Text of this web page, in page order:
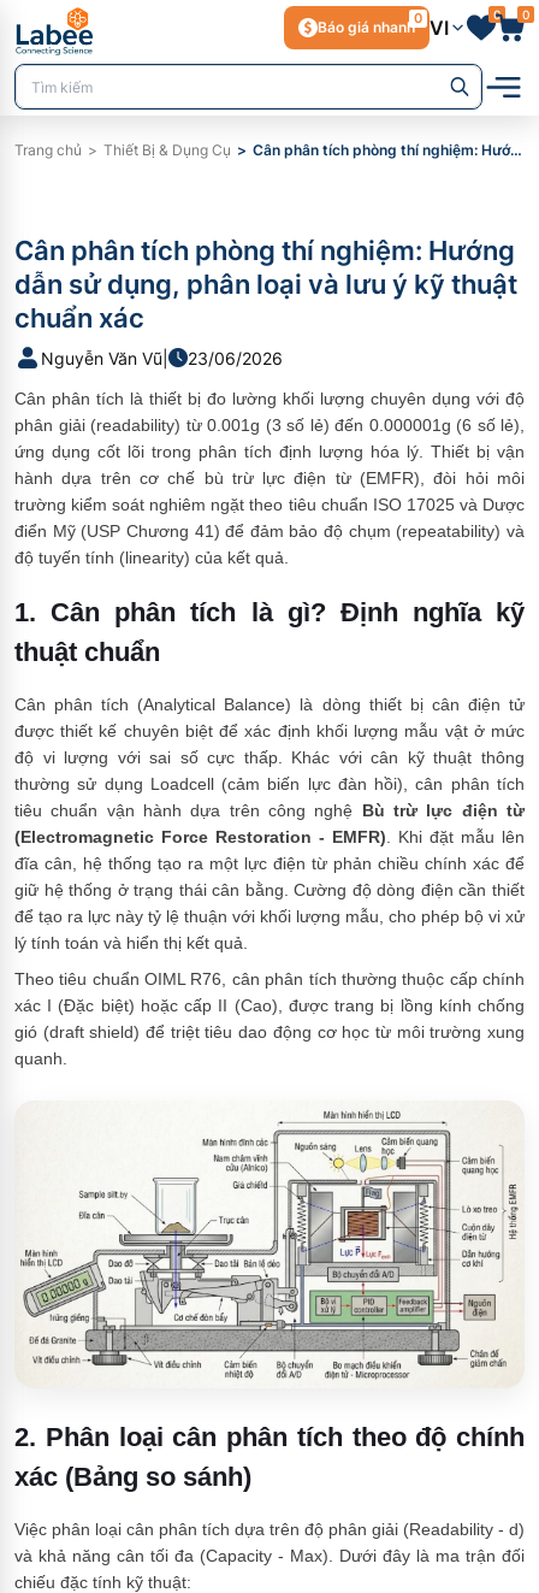
Báo giá nhanh
0 VI
0 0
Trang chủ Thiết Bị & Dụng Cụ Cân phân tích phòng thí nghiệm: Hướng dẫn sử dụng, phân loại và lưu ý kỹ thuật chuẩn xác
Cân phân tích phòng thí nghiệm: Hướng
dẫn sử dụng, phân loại và lưu ý kỹ thuật
chuẩn xác
Nguyễn Văn Vũ 23/06/2026
Cân phân tích là thiết bị đo lường khối lượng chuyên dụng với độ
phân giải (readability) từ 0.001g (3 số lẻ) đến 0.000001g (6 số lẻ),
ứng dụng cốt lõi trong phân tích định lượng hóa lý. Thiết bị vận
hành dựa trên cơ chế bù trừ lực điện từ (EMFR), đòi hỏi môi
trường kiểm soát nghiêm ngặt theo tiêu chuẩn ISO 17025 và Dược
điển Mỹ (USP Chương 41) để đảm bảo độ chụm (repeatability) và
độ tuyến tính (linearity) của kết quả.
1. Cân phân tích là gì? Định nghĩa kỹ
thuật chuẩn
Cân phân tích (Analytical Balance) là dòng thiết bị cân điện tử
được thiết kế chuyên biệt để xác định khối lượng mẫu vật ở mức
độ vi lượng với sai số cực thấp. Khác với cân kỹ thuật thông
thường sử dụng Loadcell (cảm biến lực đàn hồi), cân phân tích
tiêu chuẩn vận hành dựa trên công nghệ Bù trừ lực điện từ
(Electromagnetic Force Restoration - EMFR) . Khi đặt mẫu lên
đĩa cân, hệ thống tạo ra một lực điện từ phản chiều chính xác để
giữ hệ thống ở trạng thái cân bằng. Cường độ dòng điện cần thiết
để tạo ra lực này tỷ lệ thuận với khối lượng mẫu, cho phép bộ vi xử
lý tính toán và hiển thị kết quả.
Theo tiêu chuẩn OIML R76, cân phân tích thường thuộc cấp chính
xác I (Đặc biệt) hoặc cấp II (Cao), được trang bị lồng kính chống
gió (draft shield) để triệt tiêu dao động cơ học từ môi trường xung
quanh.
2. Phân loại cân phân tích theo độ chính
xác (Bảng so sánh)
Việc phân loại cân phân tích dựa trên độ phân giải (Readability - d)
và khả năng cân tối đa (Capacity - Max). Dưới đây là ma trận đối
chiếu đặc tính kỹ thuật: